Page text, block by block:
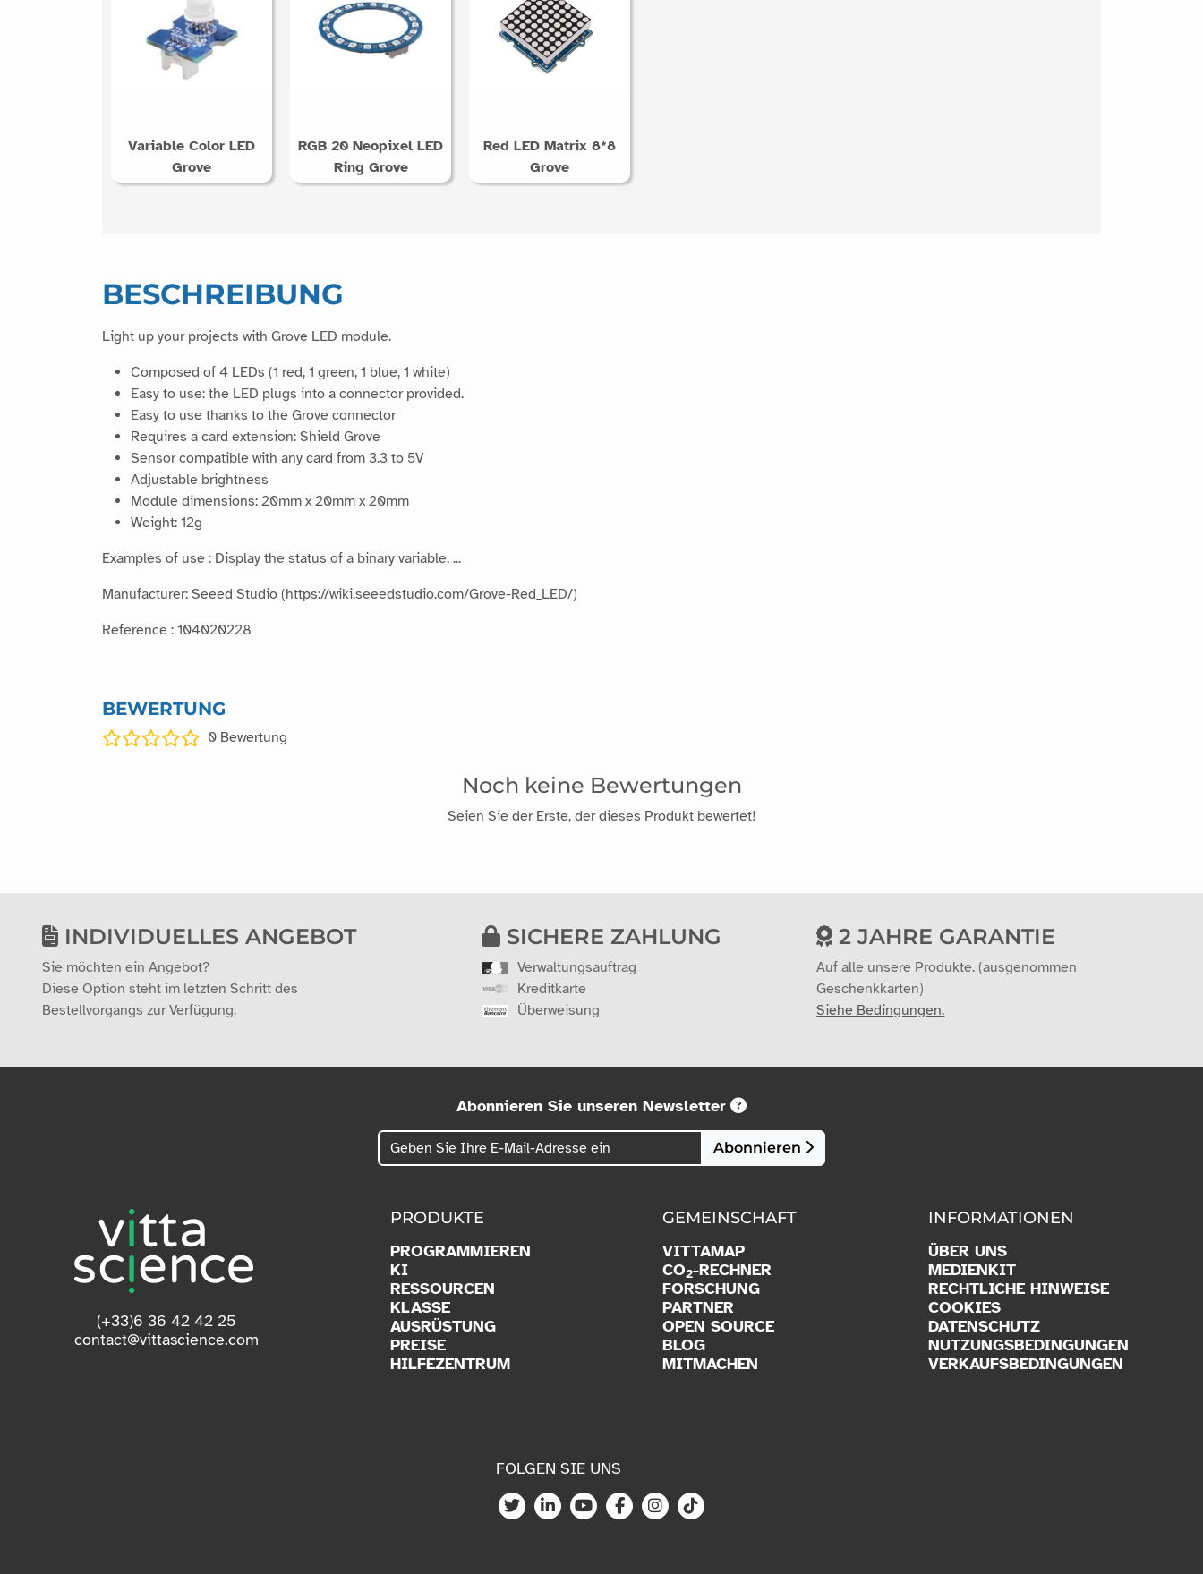
Variable Color LED
Grove
RGB 20 Neopixel LED
Ring Grove
Red LED Matrix 8*8
Grove
BESCHREIBUNG
Light up your projects with Grove LED module.
Composed of 4 LEDs (1 red, 1 green, 1 blue, 1 white)
Easy to use: the LED plugs into a connector provided.
Easy to use thanks to the Grove connector
Requires a card extension: Shield Grove
Sensor compatible with any card from 3.3 to 5V
Adjustable brightness
Module dimensions: 20mm x 20mm x 20mm
Weight: 12g
Examples of use : Display the status of a binary variable, ...
Manufacturer: Seeed Studio (https://wiki.seeedstudio.com/Grove-Red_LED/)
Reference : 104020228
BEWERTUNG
0 Bewertung
Noch keine Bewertungen
Seien Sie der Erste, der dieses Produkt bewertet!
INDIVIDUELLES ANGEBOT
Sie möchten ein Angebot?
Diese Option steht im letzten Schritt des
Bestellvorgangs zur Verfügung.
SICHERE ZAHLUNG
Verwaltungsauftrag
Kreditkarte
Überweisung
2 JAHRE GARANTIE
Auf alle unsere Produkte. (ausgenommen
Geschenkkarten)
Siehe Bedingungen.
Abonnieren Sie unseren Newsletter
Abonnieren
(+33)6 36 42 42 25
contact@vittascience.com
PRODUKTE
PROGRAMMIEREN
KI
RESSOURCEN
KLASSE
AUSRÜSTUNG
PREISE
HILFEZENTRUM
GEMEINSCHAFT
VITTAMAP
CO2-RECHNER
FORSCHUNG
PARTNER
OPEN SOURCE
BLOG
MITMACHEN
INFORMATIONEN
ÜBER UNS
MEDIENKIT
RECHTLICHE HINWEISE
COOKIES
DATENSCHUTZ
NUTZUNGSBEDINGUNGEN
VERKAUFSBEDINGUNGEN
FOLGEN SIE UNS